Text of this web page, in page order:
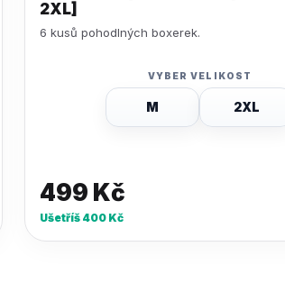
2XL]
6 kusů pohodlných boxerek.
VYBER VELIKOST
M 2XL
499 Kč
Ušetříš 400 Kč